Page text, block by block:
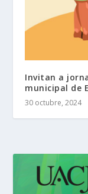
Invitan a
municipal de
30 octubre, 2024